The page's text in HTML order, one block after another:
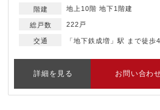
地上10階 地下1階建
222戸
「地下鉄成増」駅 まで徒歩
詳細を見る お問い合わ